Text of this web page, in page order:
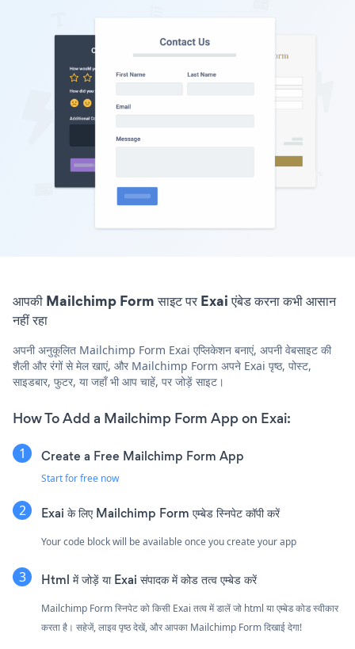
आपकी Mailchimp Form साइट पर Exai एंबेड करना कभी आसान
नहीं रहा
अपनी अनुकूलित Mailchimp Form Exai एप्लिकेशन बनाएं, अपनी वेबसाइट की
शैली और रंगों से मेल खाएं, और Mailchimp Form अपने Exai पृष्ठ, पोस्ट,
साइडबार, फुटर, या जहाँ भी आप चाहें, पर जोड़ें साइट।
How To Add a Mailchimp Form App on Exai:
Create a Free Mailchimp Form App
Start for free now
Exai के लिए Mailchimp Form एम्बेड स्निपेट कॉपी करें
Your code block will be available once you create your app
Html में जोड़ें या Exai संपादक में कोड तत्व एम्बेड करें
Mailchimp Form स्निपेट को किसी Exai तत्व में डालें जो html या एम्बेड कोड स्वीकार
करता है। सहेजें, लाइव पृष्ठ देखें, और आपका Mailchimp Form दिखाई देगा!